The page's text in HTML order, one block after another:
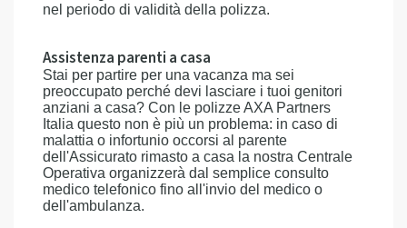
nel periodo di validità della polizza.
Assistenza parenti a casa
Stai per partire per una vacanza ma sei
preoccupato perché devi lasciare i tuoi genitori
anziani a casa? Con le polizze AXA Partners
Italia questo non è più un problema: in caso di
malattia o infortunio occorsi al parente
dell'Assicurato rimasto a casa la nostra Centrale
Operativa organizzerà dal semplice consulto
medico telefonico fino all'invio del medico o
dell'ambulanza.